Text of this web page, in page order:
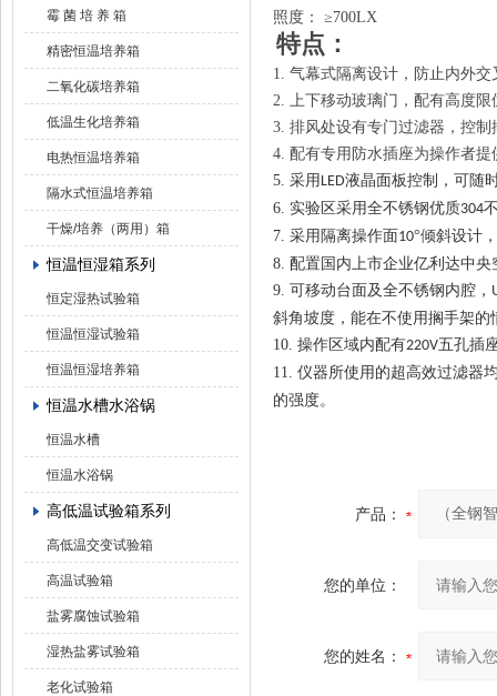
霉 菌 培 养 箱
精密恒温培养箱
二氧化碳培养箱
低温生化培养箱
电热恒温培养箱
隔水式恒温培养箱
干燥/培养（两用）箱
恒温恒湿箱系列
恒定湿热试验箱
恒温恒湿试验箱
恒温恒湿培养箱
恒温水槽水浴锅
恒温水槽
恒温水浴锅
高低温试验箱系列
高低温交变试验箱
高温试验箱
盐雾腐蚀试验箱
湿热盐雾试验箱
老化试验箱
照度：
≥700LX
特点：
1. 气幕式隔离设计，防止内外
2. 上下移动玻璃门，配有高度
3. 排风处设有专门过滤器，控制
4. 配有专用防水插座为操作者提
5. 采用 LED液晶面板控制，可随
6. 实验区采用全不锈钢优质304
7. 采用隔离操作面10°倾斜设计
8. 配置国内上市企业亿利达中
9. 可移动台面及全不锈钢内腔，
斜角坡度，能在不使用搁手架
10. 操作区域内配有220V五孔插
11. 仪器所使用的超高效过滤器
的强度。
产品：
您的单位：
您的姓名：